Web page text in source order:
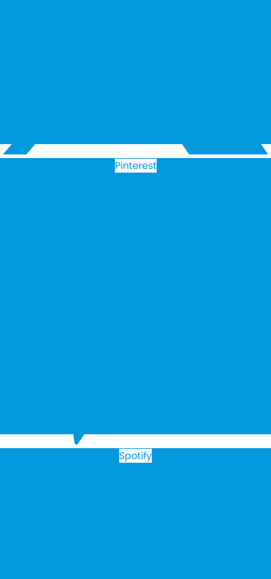
Pinterest
Spotify